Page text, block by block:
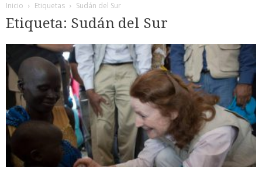
Inicio Etiquetas Sudán del Sur
Etiqueta: Sudán del Sur